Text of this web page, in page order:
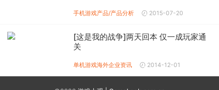
手机游戏产品/产品分析 2015-07-20
[这是我的战争]两天回本 仅一成玩家通
关
单机游戏海外企业资讯 2014-12-01